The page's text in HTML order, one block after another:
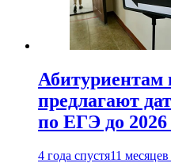
Абитуриентам
предлагают
по ЕГЭ до 2026
4 года спустя11